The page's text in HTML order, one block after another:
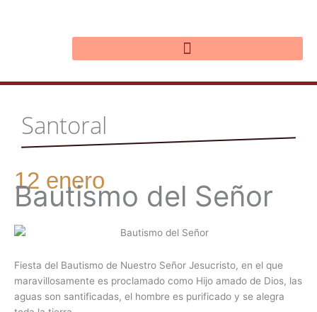
Santoral
12 enero
Bautismo del Señor
Fiesta del Bautismo de Nuestro Señor Jesucristo, en el que
maravillosamente es proclamado como Hijo amado de Dios, las
aguas son santificadas, el hombre es purificado y se alegra